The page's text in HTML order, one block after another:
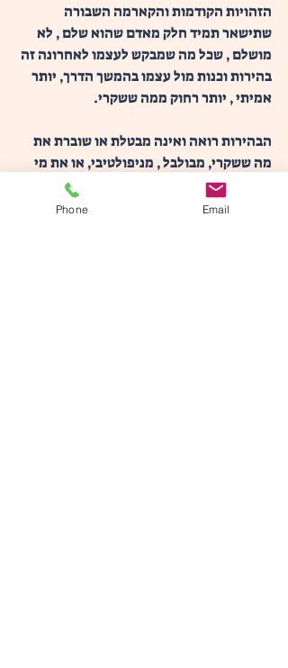
הזהויות הקודמות והקארמה השבורה
שתישאר תמיד חלק מאדם שהוא שלם , לא
מושלם , שכל מה שמבקש לעצמו לאחרונה זה
בהירות וכנות מול עצמו בהמשך הדרך, יותר
אמיתי , יותר רחוק ממה ששקרי.
הבהירות רואה ואינה מבטלת או שוברת את
מה ששקרי, מבולבל , מניפולטיבי, או את מי
שמולו , אלא פשוט מסתכלת עליו בחמלה ,
נותנת לו לעבור דרכה בסירוב קל , ויודעת שזה
Phone Email